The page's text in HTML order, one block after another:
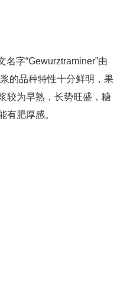
字“Gewurztraminer”由
的品种特性十分鲜明，果
较为早熟，长势旺盛，糖
有肥厚感。